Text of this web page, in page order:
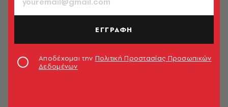
ΕΓΓΡΑΦΗ
Αποδέχομαι την Πολιτική Προστασίας Προσωπικών
Δεδομένων